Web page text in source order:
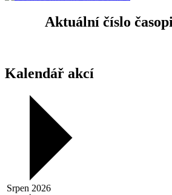
Aktuální číslo
Kalendář akcí
Srpen 2026